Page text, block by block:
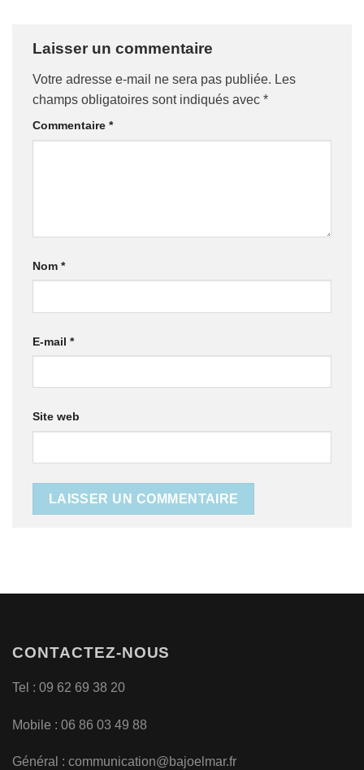
Laisser un commentaire
Votre adresse e-mail ne sera pas publiée. Les
champs obligatoires sont indiqués avec *
Commentaire *
Nom *
E-mail *
Site web
CONTACTEZ-NOUS
Tel : 09 62 69 38 20
Mobile : 06 86 03 49 88
Général : communication@bajoelmar.fr